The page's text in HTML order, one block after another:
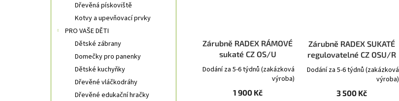
Dřevěná pískoviště
Kotvy a upevňovací prvky
PRO VAŠE DĚTI
Dětské zábrany
Domečky pro panenky
Dětské kuchyňky
Dřevěné vláčkodráhy
Dřevěné edukační hračky
Zárubně RADEX RÁMOVÉ
sukaté CZ OS/U
Dodání za 5-6 týdnů (zakázková
výroba)
1 900 Kč
Zárubně RADEX SUKATÉ
regulovatelné CZ OSU/R
Dodání za 5-6 týdnů (zakázková
výroba)
3 500 Kč